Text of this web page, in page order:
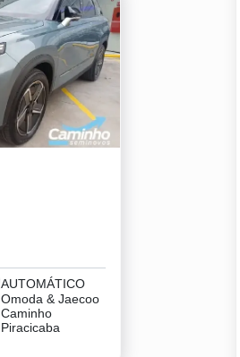
AUTOMÁTICO
Omoda & Jaecoo
Caminho
Piracicaba